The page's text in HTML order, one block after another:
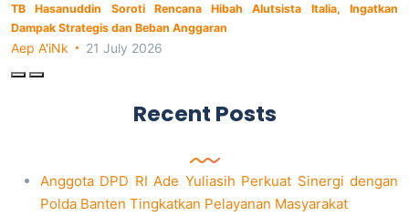
TB Hasanuddin Soroti Rencana Hibah Alutsista Italia, Ingatkan
Dampak Strategis dan Beban Anggaran
Aep A'iNk 21 July 2026
Recent Posts
Anggota DPD RI Ade Yuliasih Perkuat Sinergi dengan
Polda Banten Tingkatkan Pelayanan Masyarakat